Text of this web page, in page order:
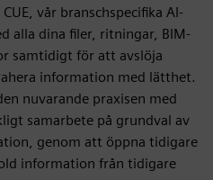
vår branschspecifika AI-
alla dina filer, ritningar, BIM-
samtidigt för att avslöja
information med lätthet.
nuvarande praxisen med
samarbete på grundval av
genom att öppna tidigare
information från tidigare